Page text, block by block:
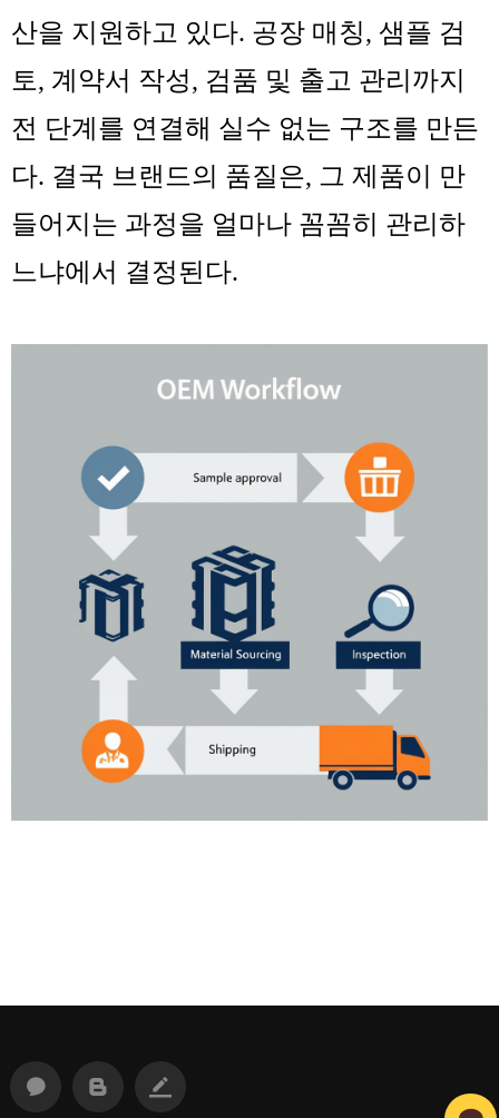
산을 지원하고 있다. 공장 매칭, 샘플 검
토, 계약서 작성, 검품 및 출고 관리까지
전 단계를 연결해 실수 없는 구조를 만든
다. 결국 브랜드의 품질은, 그 제품이 만
들어지는 과정을 얼마나 꼼꼼히 관리하
느냐에서 결정된다.